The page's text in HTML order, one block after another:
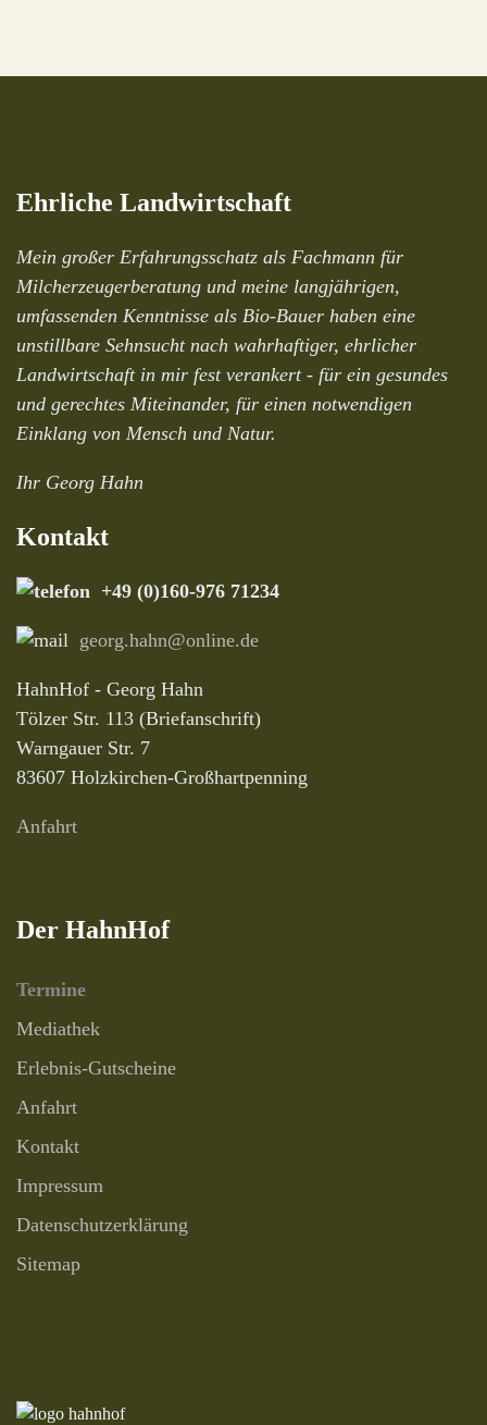
Ehrliche Landwirtschaft
Mein großer Erfahrungsschatz als Fachmann für
Milcherzeugerberatung und meine langjährigen,
umfassenden Kenntnisse als Bio-Bauer haben eine
unstillbare Sehnsucht nach wahrhaftiger, ehrlicher
Landwirtschaft in mir fest verankert - für ein gesundes
und gerechtes Miteinander, für einen notwendigen
Einklang von Mensch und Natur.
Ihr Georg Hahn
Kontakt
+49 (0)160-976 71234
georg.hahn@online.de
HahnHof - Georg Hahn
Tölzer Str. 113 (Briefanschrift)
Warngauer Str. 7
83607 Holzkirchen-Großhartpenning
Anfahrt
Der HahnHof
Termine
Mediathek
Erlebnis-Gutscheine
Anfahrt
Kontakt
Impressum
Datenschutzerklärung
Sitemap